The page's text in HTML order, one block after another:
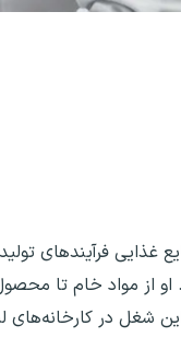
غذایی فرآیندهای
از مواد خام تا
شغل در کارخانه‌های